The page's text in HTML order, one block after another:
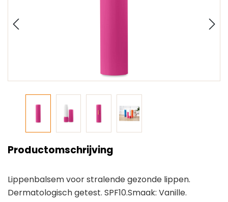
Productomschrijving
Lippenbalsem voor stralende gezonde lippen.
Dermatologisch getest. SPF10.Smaak: Vanille.